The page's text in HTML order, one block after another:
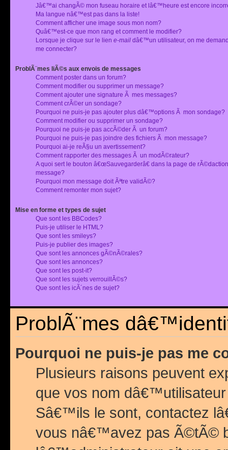
Jâ€™ai changÃ© mon fuseau horaire et lâ€™heure est encore
Ma langue nâ€™est pas dans la liste!
Comment afficher une image sous mon nom?
Quâ€™est-ce que mon rang et comment le modifier?
Lorsque je clique sur le lien e-mail dâ€™un utilisateur, on me
me connecter?
ProblÃ¨mes liÃ©s aux envois de messages
Comment poster dans un forum?
Comment modifier ou supprimer un message?
Comment ajouter une signature Ã mes messages?
Comment crÃ©er un sondage?
Pourquoi ne puis-je pas ajouter plus dâ€™options Ã mon sondage?
Comment modifier ou supprimer un sondage?
Pourquoi ne puis-je pas accÃ©der Ã un forum?
Pourquoi ne puis-je pas joindre des fichiers Ã mon message?
Pourquoi ai-je reÃ§u un avertissement?
Comment rapporter des messages Ã un modÃ©rateur?
A quoi sert le bouton â€œSauvegarderâ€ dans la page de
message?
Pourquoi mon message doit Ãªtre validÃ©?
Comment remonter mon sujet?
Mise en forme et types de sujet
Que sont les BBCodes?
Puis-je utiliser le HTML?
Que sont les smileys?
Puis-je publier des images?
Que sont les annonces gÃ©nÃ©rales?
Que sont les annonces?
Que sont les post-it?
Que sont les sujets verrouillÃ©s?
Que sont les icÃ´nes de sujet?
ProblÃ¨mes
Pourquoi ne puis-je pas me
Plusieurs raisons peuvent
que vos nom
Sâ€™ils le sont, contactez
vous nâ€™avez pas Ã©tÃ©